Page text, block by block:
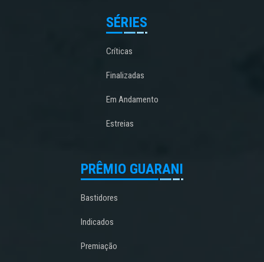
SÉRIES
Críticas
Finalizadas
Em Andamento
Estreias
PRÊMIO GUARANI
Bastidores
Indicados
Premiação